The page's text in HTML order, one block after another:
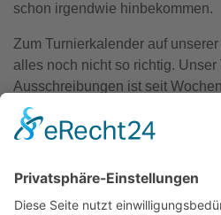
schon irgendwie hinbekommen.
Zum Turnierkalender auf
alles noch nicht so richtig.
Ausschreibungen ist seit
Übernahme ins Albatros
funktioniert. Also nicht nervös
versprochen!
Liebe Grüße und bleibt gut